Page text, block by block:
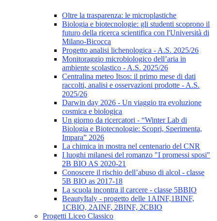
Oltre la trasparenza: le microplastiche
Biologia e biotecnologie: gli studenti scoprono il
futuro della ricerca scientifica con l'Università di
Milano-Bicocca
Progetto analisi lichenologica - A.S. 2025/26
Monitoraggio microbiologico dell’aria in
ambiente scolastico - A.S. 2025/26
Centralina meteo Itsos: il primo mese di dati
raccolti, analisi e osservazioni prodotte - A.S.
2025/26
Darwin day 2026 - Un viaggio tra evoluzione
cosmica e biologica
Un giorno da ricercatori - “Winter Lab di
Biologia e Biotecnologie: Scopri, Sperimenta,
Impara” 2026
La chimica in mostra nel centenario del CNR
I luoghi milanesi del romanzo "I promessi sposi"
2B BIO AS 2020-21
Conoscere il rischio dell’abuso di alcol - classe
5B BIO as 2017-18
La scuola incontra il carcere - classe 5BBIO
BeautyItaly - progetto delle 1AINF,1BINF,
1CBIO, 2AINF, 2BINF, 2CBIO
Progetti Liceo Classico